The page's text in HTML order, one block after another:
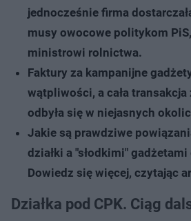
jednocześnie firma
musy owocowe politykom
ministrowi rolnictwa.
Faktury za kampanijne
wątpliwości, a cała transakcja
odbyła się w niejasnych
Jakie są prawdziwe
działki a "słodkimi"
Dowiedz się więcej, czytając
Działka pod CPK. Ciąg